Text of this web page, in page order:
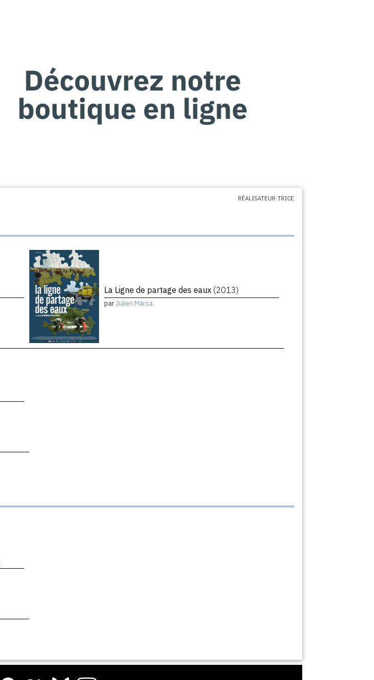
RÉALISATEUR·TRICE
La Ligne de partage des eaux (2013)
parJulien Marsa